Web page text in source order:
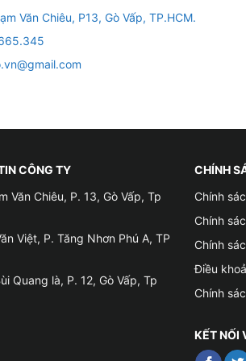
trợ lý ảo Có – Trợ lý giọng nói
màn hình: Có – hỗ trợ chạy đa
Camera lùi, camera 360, camera
sim 4G: Có khe cắm sim riêng – hỗ
Hỗ trợ DSP 32 kênh cho chất
trợ lý ảo Zestech AI: Điều khiển
Văn Chiêu, P13, Gò Vấp, TP.HCM.
CÔNG TY
Văn Chiêu, P. 13, Gò Vấp, Tp
Việt, P. Tăng Nhơn Phú A, TP
Quang là, P. 12, Gò Vấp, Tp
CHÍNH
Chính
Chính
Chính
Điều
Chính
KẾT NỐI